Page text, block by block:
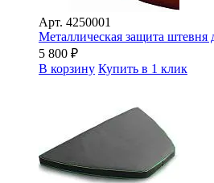
Арт. 4250001
Металлическая защита штевня
5 800 ₽
В корзину Купить в 1 клик